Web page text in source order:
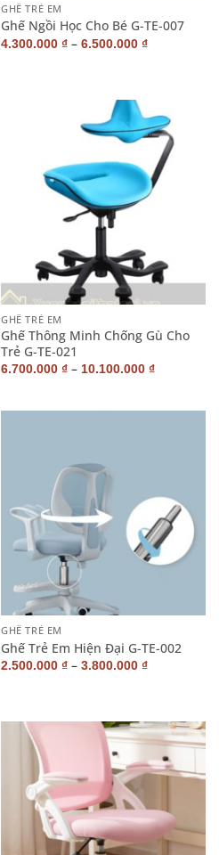
GHẾ TRẺ EM
Ghế Ngồi Học Cho Bé G-TE-007
4.300.000₫ –6.500.000₫
GHẾ TRẺ EM
Ghế Thông Minh Chống Gù Cho
Trẻ G-TE-021
6.700.000₫ –10.100.000₫
GHẾ TRẺ EM
Ghế Trẻ Em Hiện Đại G-TE-002
2.500.000₫ –3.800.000₫